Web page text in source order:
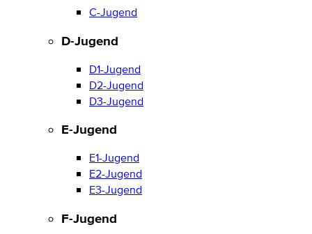
C-Jugend
D-Jugend
D1-Jugend
D2-Jugend
D3-Jugend
E-Jugend
E1-Jugend
E2-Jugend
E3-Jugend
F-Jugend